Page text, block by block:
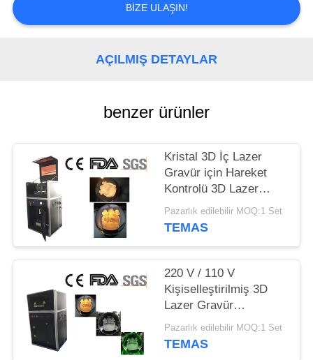
SITE
BIZE ULAŞIN!
AÇILMIŞ DETAYLAR
benzer ürünler
Kristal 3D İç Lazer
Gravür için Hareket
Kontrolü 3D Lazer
Gravür Makinesi
Pazarlık edilebilir MOQ:1 Set
TEMAS
220 V / 110 V
Kişiselleştirilmiş 3D
Lazer Gravür
Ekipmanları, Cam
Topları 3D Lazer
Pazarlık edilebilir MOQ:1 Set
TEMAS